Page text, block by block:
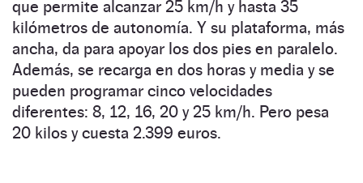
que permite alcanzar 25 km/h y hasta 35
kilómetros de autonomía. Y su plataforma, más
ancha, da para apoyar los dos pies en paralelo.
Además, se recarga en dos horas y media y se
pueden programar cinco velocidades
diferentes: 8, 12, 16, 20 y 25 km/h. Pero pesa
20 kilos y cuesta 2.399 euros.